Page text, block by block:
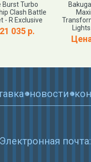
Burst Turbo
Clash Battle
- R Exclusive
035 р.
новости
Электронная